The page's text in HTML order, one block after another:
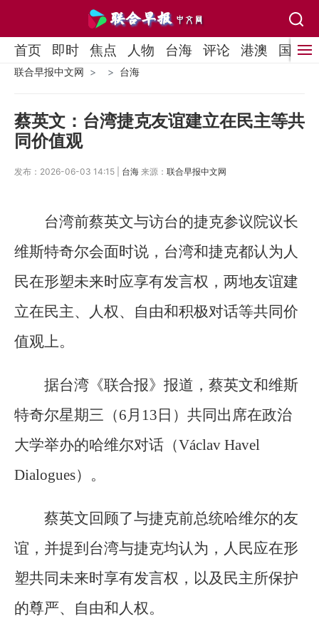
首页 即时 焦点 人物 台海 评论 港澳 国际
联合早报中文网 台海
蔡英文：台湾捷克友谊建立在民主等共
同价值观
发布：2026-06-03 14:15 | 台海 来源： 联合早报中文网
台湾前蔡英文与访台的捷克参议院议长
维斯特奇尔会面时说，台湾和捷克都认为人
民在形塑未来时应享有发言权，两地友谊建
立在民主、人权、自由和积极对话等共同价
值观上。
据台湾《联合报》报道，蔡英文和维斯
特奇尔星期三（6月13日）共同出席在政治
大学举办的哈维尔对话（Václav Havel
Dialogues）。
蔡英文回顾了与捷克前总统哈维尔的友
谊，并提到台湾与捷克均认为，人民应在形
塑共同未来时享有发言权，以及民主所保护
的尊严、自由和人权。